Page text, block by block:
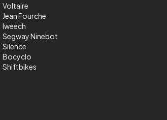
Voltaire
Jean Fourche
Iweech
Segway Ninebot
Silence
Bocyclo
Shiftbikes